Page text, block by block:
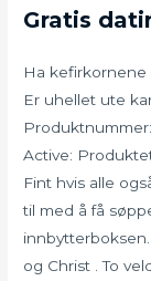
Gratis
Ha kefirkornene
Er uhellet ute
Active:
Fint hvis alle
til med å få
innbytterboksen.
og Christ . To